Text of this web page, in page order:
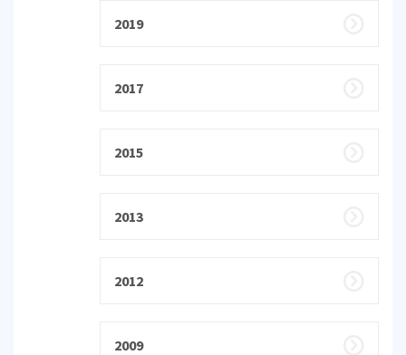
2019
2017
2015
2013
2012
2009